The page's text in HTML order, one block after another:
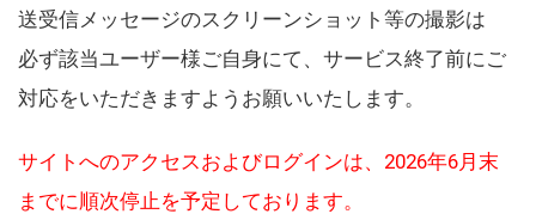
送受信メッセージのスクリーンショット等の撮影は
必ず該当ユーザー様ご自身にて、サービス終了前にご
対応をいただきますようお願いいたします。
サイトへのアクセスおよびログインは、2026年6月末
までに順次停止を予定しております。